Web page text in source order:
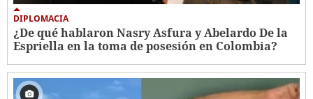
DIPLOMACIA
¿De qué hablaron Nasry Asfura y Abelardo De la
Espriella en la toma de posesión en Colombia?